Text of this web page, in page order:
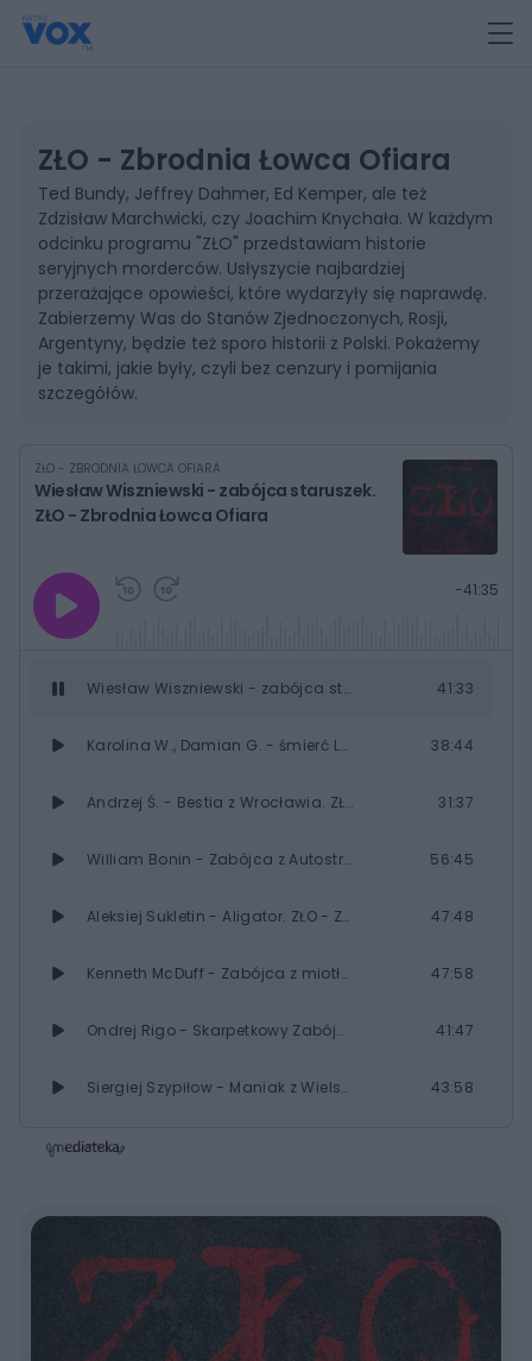
ZŁO - Zbrodnia Łowca Ofiara
Ted Bundy, Jeffrey Dahmer, Ed Kemper, ale też
Zdzisław Marchwicki, czy Joachim Knychała. W każdym
odcinku programu "ZŁO" przedstawiam historie
seryjnych morderców. Usłyszycie najbardziej
przerażające opowieści, które wydarzyły się naprawdę.
Zabierzemy Was do Stanów Zjednoczonych, Rosji,
Argentyny, będzie też sporo historii z Polski. Pokażemy
je takimi, jakie były, czyli bez cenzury i pomijania
szczegółów.
ZŁO - ZBRODNIA ŁOWCA OFIARA
Wiesław Wiszniewski - zabójca staruszek.
ZŁO - Zbrodnia Łowca Ofiara
Graj
Przewiń
10s
Pozostały
-41:35
Wiesław Wiszniewski - zabójca staruszek. ZŁO - Zbrodnia Łowca Ofiara 41:33
Karolina W., Damian G. - śmierć Leonka. ZŁO - Zbrodnia Łowca Ofiara 38:44
Andrzej Ś. - Bestia z Wrocławia. ZŁO - Zbrodnia Łowca Ofiara 31:37
William Bonin - Zabójca z Autostrady. ZŁO - Zbrodnia Łowca Ofiara 56:45
Aleksiej Sukletin - Aligator. ZŁO - Zbrodnia Łowca Ofiara 47:48
Kenneth McDuff - Zabójca z miotłą. ZŁO - Zbrodnia Łowca Ofiara 47:58
Ondrej Rigo - Skarpetkowy Zabójca. ZŁO - Zbrodnia Łowca Ofiara 41:47
Siergiej Szypiłow - Maniak z Wielska. ZŁO - Zbrodnia Łowca Ofiara 43:58
43:39
50:34